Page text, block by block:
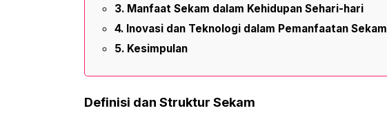
Manfaat Sekam dalam Kehidupan Sehari-hari
Inovasi dan Teknologi dalam Pemanfaatan Sekam
Kesimpulan
Definisi dan Struktur Sekam